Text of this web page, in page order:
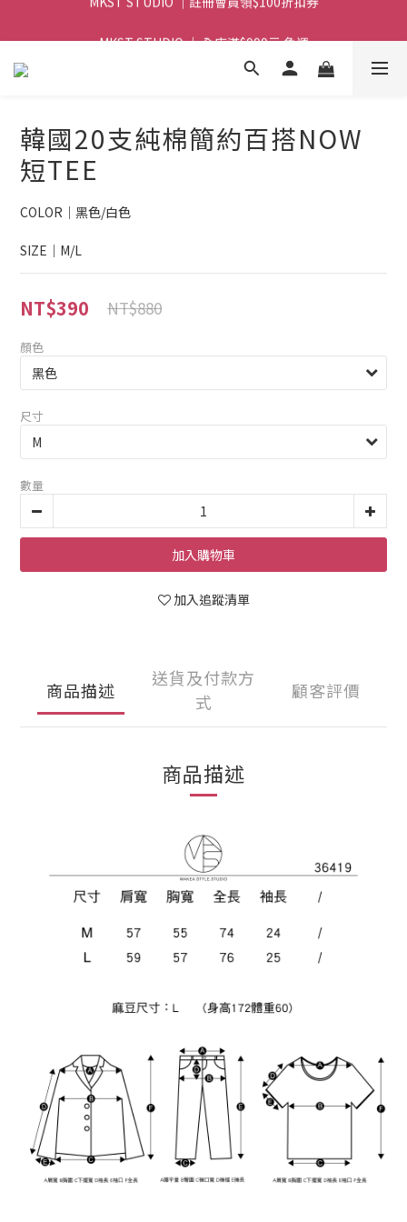
MKST STUDIO ｜ 全店滿$999元 免運
韓國20支純棉簡約百搭NOW
短TEE
COLOR｜黑色/白色
SIZE｜M/L
NT$390 NT$880
顏色
尺寸
數量
加入購物車
加入追蹤清單
商品描述
送貨及付款方
式
顧客評價
商品描述